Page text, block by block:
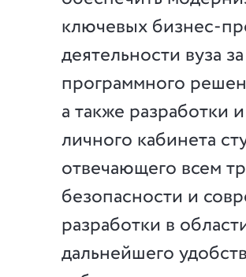
ключевых бизнес-
деятельности вуза
программного
а также разработки
личного кабинета
отвечающего всем
безопасности и
разработки в
дальнейшего